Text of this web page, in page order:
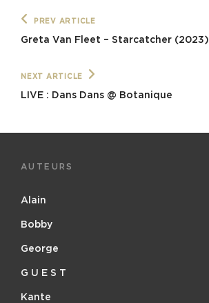
Navigation
de
Previous
Post
PREV ARTICLE
Greta Van Fleet – Starcatcher (2023)
Next
Post
NEXT ARTICLE
LIVE : Dans Dans @ Botanique
AUTEURS
Alain
Bobby
George
G U E S T
Kante